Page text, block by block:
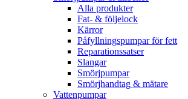
Alla produkter
Fat- & följelock
Kärror
Påfyllningspumpar för fett
Reparationssatser
Slangar
Smörjpumpar
Smörjhandtag & mätare
Vattenpumpar